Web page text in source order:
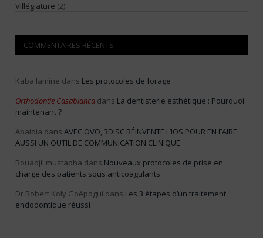
Villégiature (2)
COMMENTAIRES RÉCENTS
Kaba lamine dans Les protocoles de forage
Orthodontie Casablanca dans La dentisterie esthétique : Pourquoi
maintenant ?
Abaidia dans AVEC OVO, 3DISC RÉINVENTE L’IOS POUR EN FAIRE
AUSSI UN OUTIL DE COMMUNICATION CLINIQUE
Bouadjil mustapha dans Nouveaux protocoles de prise en
charge des patients sous anticoagulants
Dr Robert Koly Goépogui dans Les 3 étapes d’un traitement
endodontique réussi